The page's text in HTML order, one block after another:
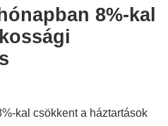
8%-kal
kal csökkent a háztartások